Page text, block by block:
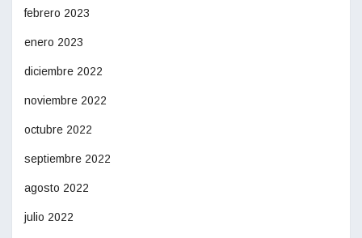
febrero 2023
enero 2023
diciembre 2022
noviembre 2022
octubre 2022
septiembre 2022
agosto 2022
julio 2022